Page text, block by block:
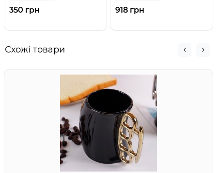
350 грн 918 грн
Схожі товари